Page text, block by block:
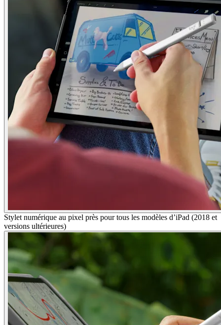
Stylet numérique au pixel près pour tous les modèles d’iPad (2018 et
versions ultérieures)